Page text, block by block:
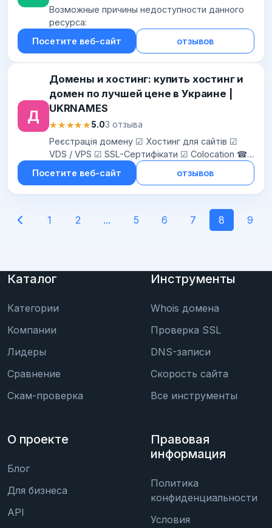
Возможные причины недоступности данного
ресурса:
Посетите веб-сайт
отзывов
Д
Домены и хостинг: купить хостинг и
домен по лучшей цене в Украине |
UKRNAMES
★★★★★
★★★★★5.03 отзыва
Реєстрація домену ☑ Хостинг для сайтів ☑
VDS / VPS ☑ SSL-Сертифікати ☑ Colocation ☎
+380 44 300-25-66 | Ukrnames
Посетите веб-сайт отзывов
1 2 ... 5 6 7 8 9
Каталог
Категории
Компании
Лидеры
Сравнение
Скам-проверка
Инструменты
Whois домена
Проверка SSL
DNS-записи
Скорость сайта
Все инструменты
О проекте
Блог
Для бизнеса
API
Правовая
информация
Политика
конфиденциальности
Условия